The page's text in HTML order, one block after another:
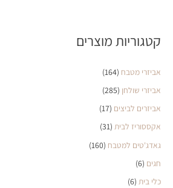
קטגוריות מוצרים
אביזרי מטבח (164)
אביזרי שולחן (285)
אביזרים לביצים (17)
אקססוריז לבית (31)
גאדג'טים למטבח (160)
חגים (6)
כלי בית (6)